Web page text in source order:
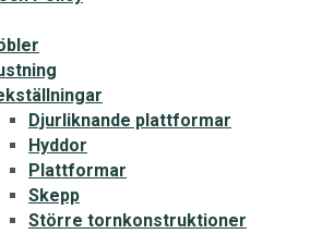
Djurliknande plattformar
Hyddor
Plattformar
Skepp
Större tornkonstruktioner